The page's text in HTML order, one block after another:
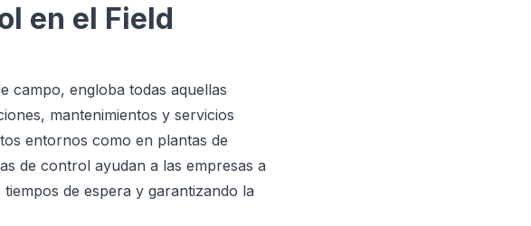
en el Field
campo, engloba todas aquellas
mantenimientos y servicios
entornos como en plantas de
de control ayudan a las empresas a
de espera y garantizando la